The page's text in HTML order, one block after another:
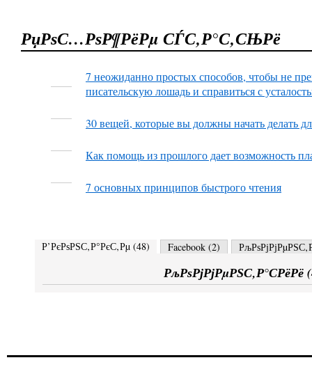
РџРѕС…РѕР¶РёРµ СЃС‚Р°С‚СЊРё
7 неожиданно простых способов, чтобы не
писательскую лошадь и справиться с
30 вещей, которые вы должны начать делать
Как помощь из прошлого дает возможность
7 основных принципов быстрого чтения
Р’РєРѕРЅС‚Р°РєС‚Рµ (48) Facebook (2)
РљРѕРјРјРµРЅС‚Р°СРёРё (